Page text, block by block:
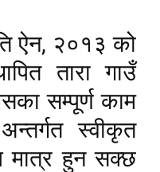
ऐन, २०१३ को
तारा गाउँ
सम्पूर्ण काम
स्वीकृत
मात्र हुन सक्छ